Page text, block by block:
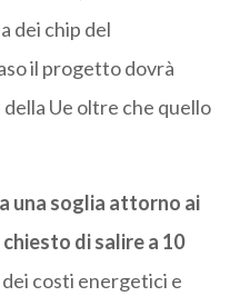
dei chip del
il progetto dovrà
Ue oltre che quello
una soglia attorno ai
di salire a 10
costi energetici e